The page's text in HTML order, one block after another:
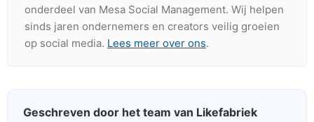
onderdeel van Mesa Social Management. Wij helpen
sinds jaren ondernemers en creators veilig groeien
op social media. Lees meer over ons.
Geschreven door het team van Likefabriek